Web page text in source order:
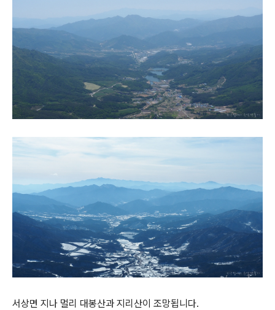
서상면 지나 멀리 대봉산과 지리산이 조망됩니다.